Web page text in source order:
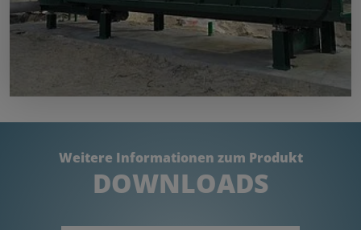
Weitere Informationen zum Produkt
DOWNLOADS